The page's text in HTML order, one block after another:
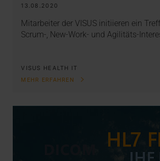
13.08.2020
Mitarbeiter der VISUS initiieren ein
Scrum-, New-Work- und Agilitäts-
VISUS HEALTH IT
MEHR ERFAHREN